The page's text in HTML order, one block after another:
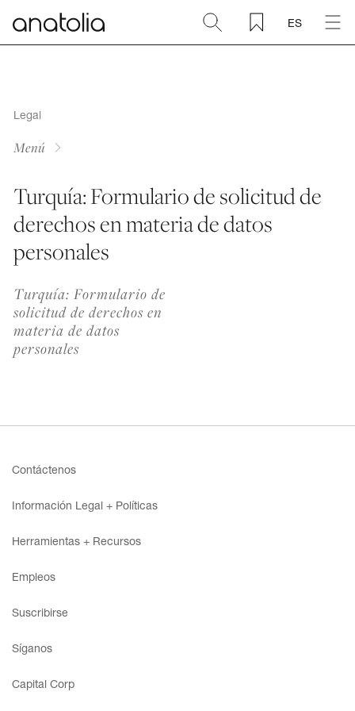
ES
Piedra natural
Mosaicos
Accesorios
Descubra
Revista
Turquía: Formulario de solicitud de
derechos en materia de datos
personales
Turquía: Formulario de
solicitud de derechos en
materia de datos
personales
Legal
Menú
Contáctenos
Información Legal + Políticas
Herramientas + Recursos
Empleos
Suscribirse
Síganos
Capital Corp